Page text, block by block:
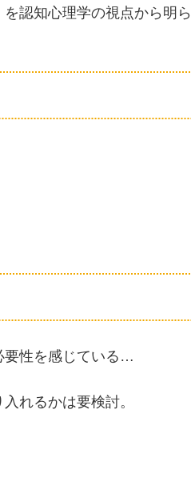
認知心理学の視点から明
要性を感じている…
れるかは要検討。